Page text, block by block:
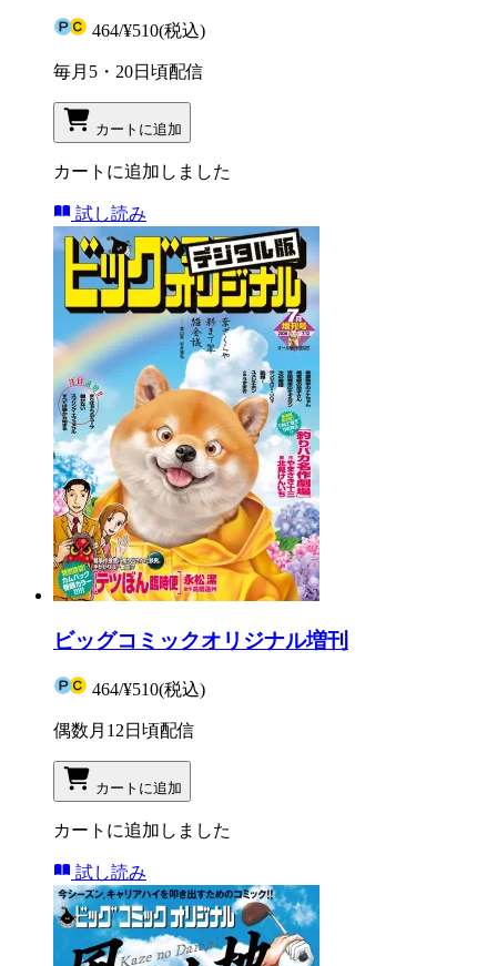
464/¥510(税込)
毎月5・20日頃配信
カートに追加
カートに追加しました
試し読み
ビッグコミックオリジナル増刊
464/¥510(税込)
偶数月12日頃配信
カートに追加
カートに追加しました
試し読み